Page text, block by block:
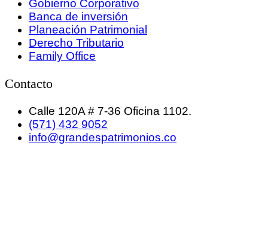
Gobierno Corporativo
Banca de inversión
Planeación Patrimonial
Derecho Tributario
Family Office
Contacto
Calle 120A # 7-36 Oficina 1102.
(571) 432 9052
info@grandespatrimonios.co